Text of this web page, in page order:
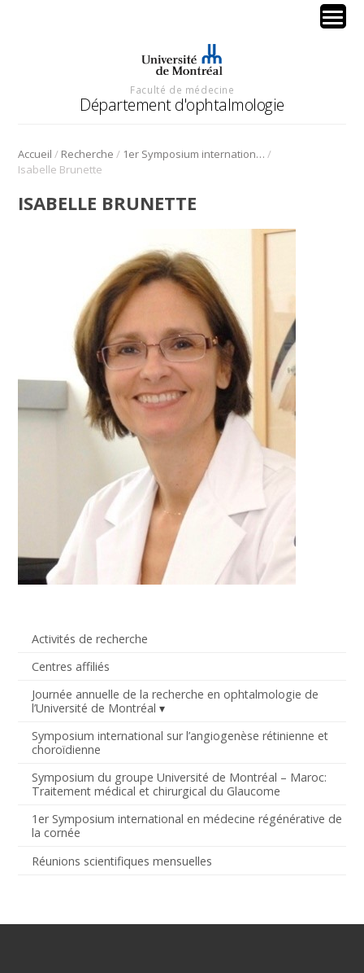
Faculté de médecine
Département d'ophtalmologie
Accueil / Recherche / 1er Symposium international en médecine régénérative de la cornée /
Isabelle Brunette
Activités de recherche
Centres affiliés
Journée annuelle de la recherche en ophtalmologie de
l’Université de Montréal
Symposium international sur l’angiogenèse rétinienne et
choroïdienne
Symposium du groupe Université de Montréal – Maroc:
Traitement médical et chirurgical du Glaucome
1er Symposium international en médecine régénérative de
la cornée
Réunions scientifiques mensuelles
ISABELLE BRUNETTE